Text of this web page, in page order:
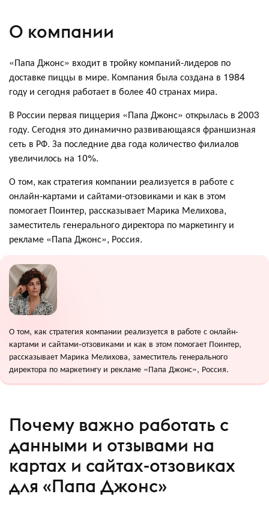
О компании
«Папа Джонс» входит в тройку компаний-лидеров по
доставке пиццы в мире. Компания была создана в 1984
году и сегодня работает в более 40 странах мира.
В России первая пиццерия «Папа Джонс» открылась в 2003
году. Сегодня это динамично развивающаяся франшизная
сеть в РФ. За последние два года количество филиалов
увеличилось на 10%.
О том, как стратегия компании реализуется в работе с
онлайн-картами и сайтами-отзовиками и как в этом
помогает Поинтер, рассказывает Марика Мелихова,
заместитель генерального директора по маркетингу и
рекламе «Папа Джонс», Россия.
О том, как стратегия компании реализуется в работе с онлайн-
картами и сайтами-отзовиками и как в этом помогает Поинтер,
рассказывает Марика Мелихова, заместитель генерального
директора по маркетингу и рекламе «Папа Джонс», Россия.
Почему важно работать с
данными и отзывами на
картах и сайтах-отзовиках
для «Папа Джонс»